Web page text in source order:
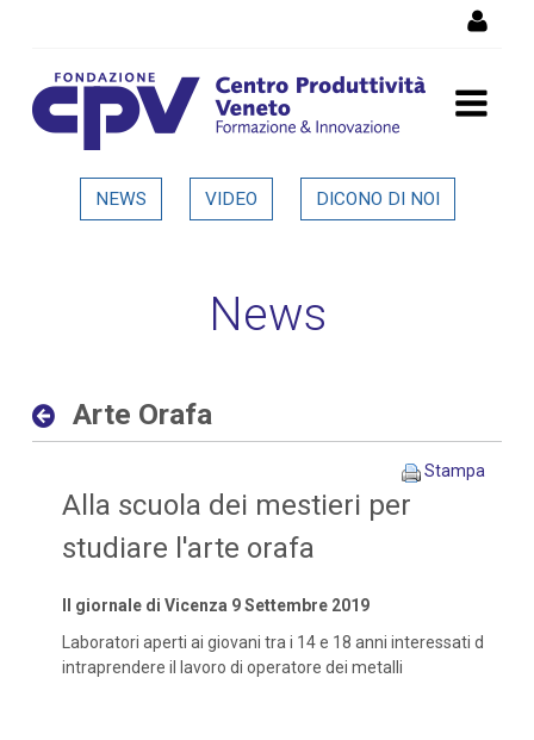
Arte Orafa - Dettaglio in
NEWS VIDEO DICONO DI NOI
News
Arte Orafa
Stampa
Alla scuola dei mestieri per
studiare l'arte orafa
Il giornale di Vicenza 9 Settembre 2019
Laboratori aperti ai giovani tra i 14 e 18 anni interessati d
intraprendere il lavoro di operatore dei metalli